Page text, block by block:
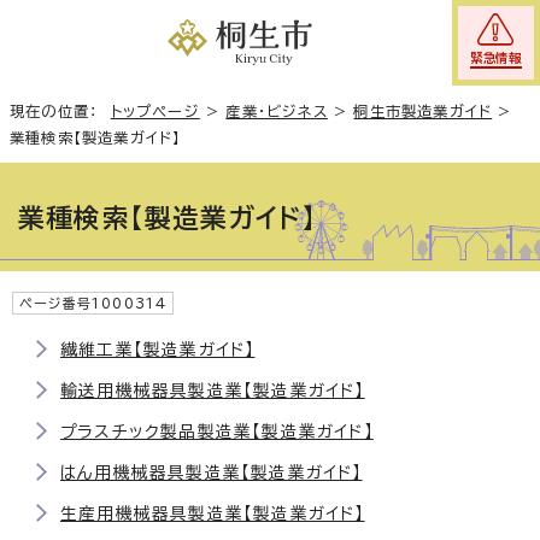
緊急情報
現在の位置： トップページ > 産業・ビジネス >桐生市製造業ガイド
>
業種検索【製造業ガイド】
業種検索【製造業ガイド】
ページ番号1000314
繊維工業【製造業ガイド】
輸送用機械器具製造業【製造業ガイド】
プラスチック製品製造業【製造業ガイド】
はん用機械器具製造業【製造業ガイド】
生産用機械器具製造業【製造業ガイド】